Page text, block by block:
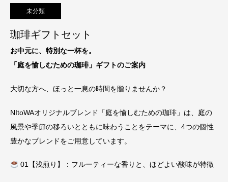
未分類
珈琲ギフトセット
お中元に、特別な一杯を。
「庭を愉しむための珈琲」ギフトのご案内
大切な方へ、ほっと一息の時間を贈りませんか？
NItoWAオリジナルブレンド「庭を愉しむための珈琲」は、庭の
風景や季節の移ろいとともに味わうことをテーマに、4つの個性
豊かなブレンドをご用意しています。
01【浅煎り】：フルーティーな香りと、ほどよい酸味が特徴